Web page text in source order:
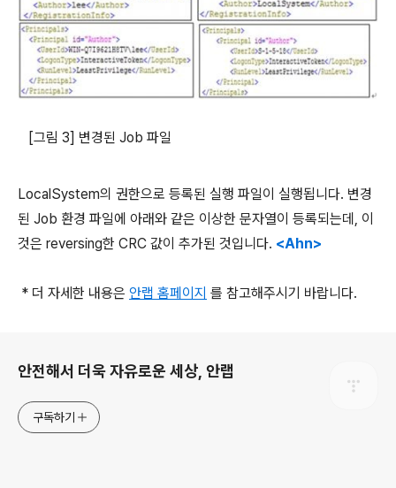
[그림 3] 변경된 Job 파일
LocalSystem의 권한으로 등록된 실행 파일이 실행됩니다. 변경
된 Job 환경 파일에 아래와 같은 이상한 문자열이 등록되는데, 이
것은 reversing한 CRC 값이 추가된 것입니다. <Ahn>
* 더 자세한 내용은 안랩 홈페이지 를 참고해주시기 바랍니다.
안전해서 더욱 자유로운 세상, 안랩
구독하기